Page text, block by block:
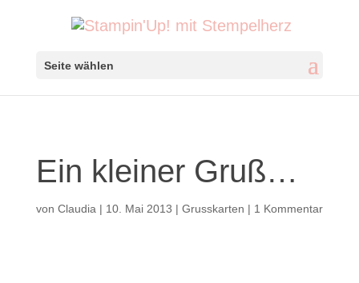
Seite wählen
Ein kleiner Gruß…
von Claudia | 10. Mai 2013 | Grusskarten | 1 Kommentar